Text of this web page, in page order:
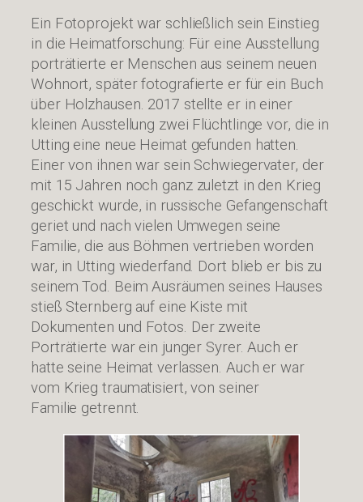
Ein Fotoprojekt war schließlich sein Einstieg
in die Heimatforschung: Für eine Ausstellung
porträtierte er Menschen aus seinem neuen
Wohnort, später fotografierte er für ein Buch
über Holzhausen. 2017 stellte er in einer
kleinen Ausstellung zwei Flüchtlinge vor, die in
Utting eine neue Heimat gefunden hatten.
Einer von ihnen war sein Schwiegervater, der
mit 15 Jahren noch ganz zuletzt in den Krieg
geschickt wurde, in russische Gefangenschaft
geriet und nach vielen Umwegen seine
Familie, die aus Böhmen vertrieben worden
war, in Utting wiederfand. Dort blieb er bis zu
seinem Tod. Beim Ausräumen seines Hauses
stieß Sternberg auf eine Kiste mit
Dokumenten und Fotos. Der zweite
Porträtierte war ein junger Syrer. Auch er
hatte seine Heimat verlassen. Auch er war
vom Krieg traumatisiert, von seiner
Familie getrennt.